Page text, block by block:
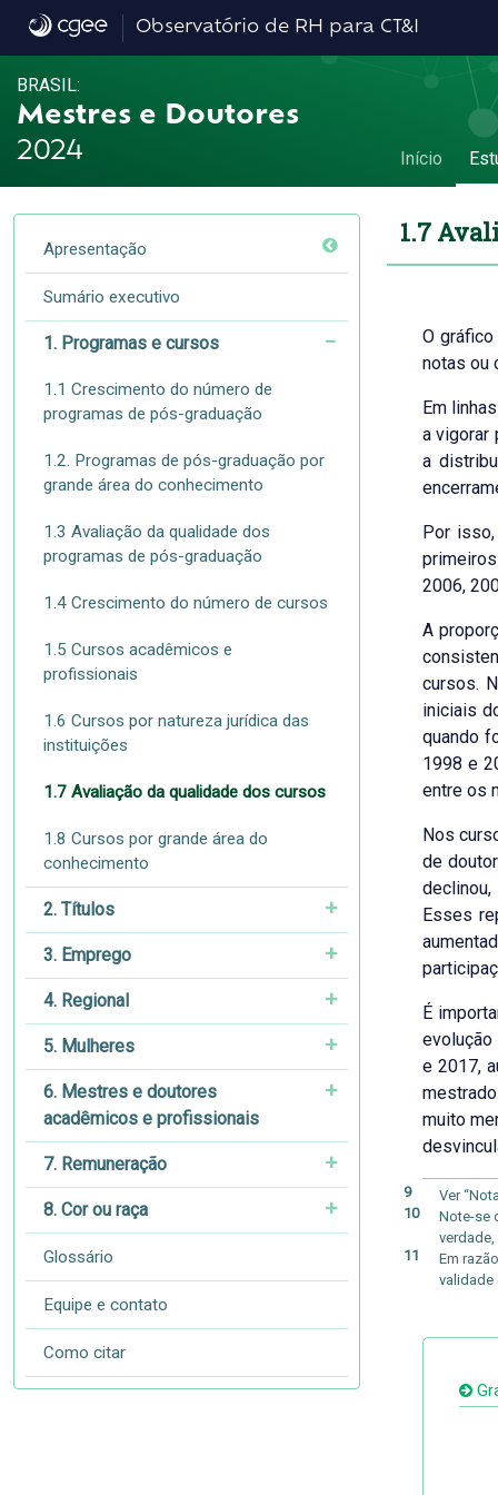
1.7 Avaliação da qualidade dos cursos -
Observatório de RH para CT&I
BRASIL:
Mestres e Doutores
2024
Início
Apresentação
Sumário executivo
1. Programas e cursos
1.1 Crescimento do número de
programas de pós-graduação
1.2. Programas de pós-graduação por
grande área do conhecimento
1.3 Avaliação da qualidade dos
programas de pós-graduação
1.4 Crescimento do número de cursos
1.5 Cursos acadêmicos e
profissionais
1.6 Cursos por natureza jurídica das
instituições
1.7 Avaliação da qualidade dos cursos
1.8 Cursos por grande área do
conhecimento
2. Títulos
3. Emprego
4. Regional
5. Mulheres
6. Mestres e doutores
acadêmicos e profissionais
7. Remuneração
8. Cor ou raça
Glossário
Equipe e contato
Como citar
1.7
O
notas ou
Em
a vigorar
a
Por
2006,
A
cursos.
iniciais
quando
1998 e
entre os
Nos
de
Esses
É
e 2017,
muito
9
Ver
10
Note-se
11
Em
validade